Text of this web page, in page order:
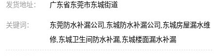
发货地址： 广东省东莞市东城街道
关键词：
东莞防水补漏公司,东城防水补漏公司,东城房屋漏水维
修,东城卫生间防水补漏,东城楼面漏水补漏